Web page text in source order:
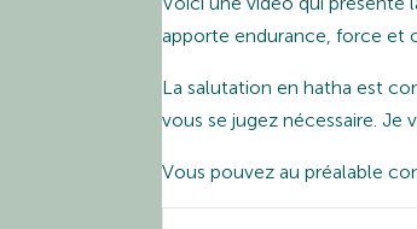
apporte endurance, force et
La salutation en hatha est
vous se jugez nécessaire.
Vous pouvez au préalable